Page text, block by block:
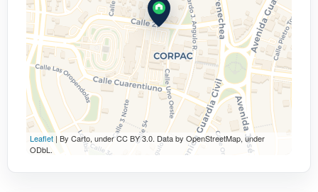
Leaflet | By Carto, under CC BY 3.0. Data by OpenStreetMap, under
ODbL.